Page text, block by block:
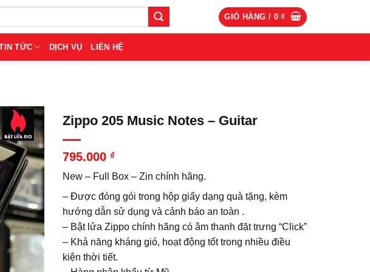
GIỎ HÀNG / 0₫
TỨC DỊCH VỤ LIÊN HỆ
Zippo 205 Music Notes – Guitar
795.000 ₫
New – Full Box – Zin chính hãng.
– Được đóng gói trong hộp giấy dạng quà tặng, kèm
hướng dẫn sử dụng và cảnh báo an toàn .
– Bật lửa Zippo chính hãng có âm thanh đặt trưng “Click”
– Khả năng kháng gió, hoạt động tốt trong nhiều điều
kiện thời tiết.